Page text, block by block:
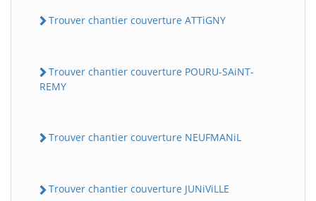
Trouver chantier couverture ATTiGNY
Trouver chantier couverture POURU-SAiNT-
REMY
Trouver chantier couverture NEUFMANiL
Trouver chantier couverture JUNiViLLE